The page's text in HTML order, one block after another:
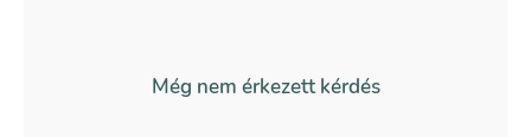
Még nem érkezett kérdés